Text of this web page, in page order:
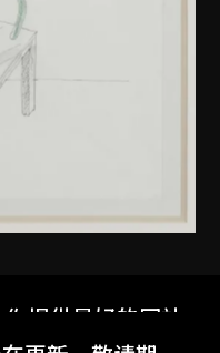
提供最好的网站